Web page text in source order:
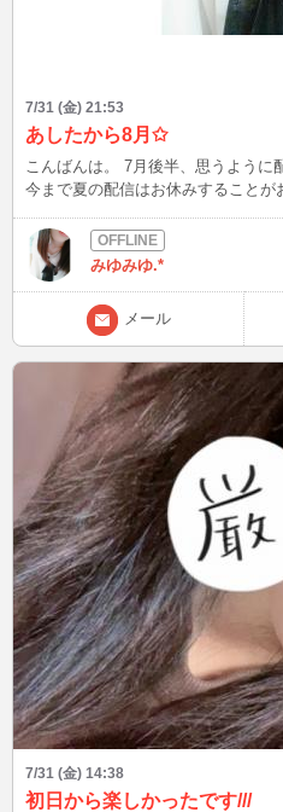
7/31 (金) 21:53
あしたから8月✩
こんばんは。 7月後半、思うように配信できない日もあったけれど、
今まで夏の配信はお休みすること
こっそりと配信楽しんでいるので、
だけたらとってもうれしいです♪ 緊張してるので待機中、近寄りがた
い雰囲気でてしまっているかもで
みゆみゆ.*
メール
7/31 (金) 14:38
初日から楽しかったです///